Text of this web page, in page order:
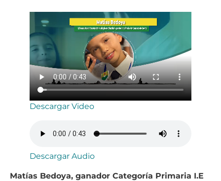
Descargar Video
Descargar Audio
Matías Bedoya, ganador Categoría Primaria I.E